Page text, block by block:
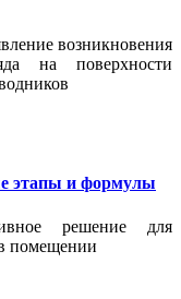
возникновения
на поверхности
этапы и формулы
решение для
помещении